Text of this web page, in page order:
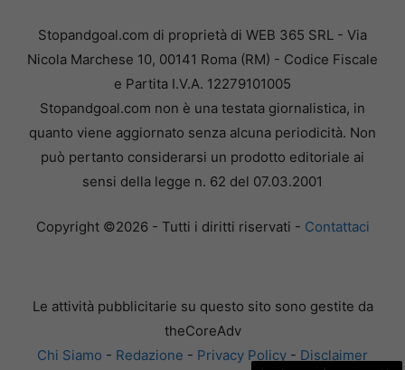
Stopandgoal.com di proprietà di WEB 365 SRL - Via
Nicola Marchese 10, 00141 Roma (RM) - Codice Fiscale
e Partita I.V.A. 12279101005
Stopandgoal.com non è una testata giornalistica, in
quanto viene aggiornato senza alcuna periodicità. Non
può pertanto considerarsi un prodotto editoriale ai
sensi della legge n. 62 del 07.03.2001
Copyright ©2026 - Tutti i diritti riservati - Contattaci
Le attività pubblicitarie su questo sito sono gestite da
theCoreAdv
Chi Siamo - Redazione - Privacy Policy - Disclaimer